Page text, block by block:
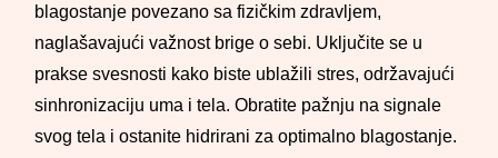
blagostanje povezano sa fizičkim zdravljem,
naglašavajući važnost brige o sebi. Uključite se u
prakse svesnosti kako biste ublažili stres, održavajući
sinhronizaciju uma i tela. Obratite pažnju na signale
svog tela i ostanite hidrirani za optimalno blagostanje.